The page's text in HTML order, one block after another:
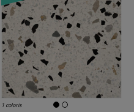
1 coloris